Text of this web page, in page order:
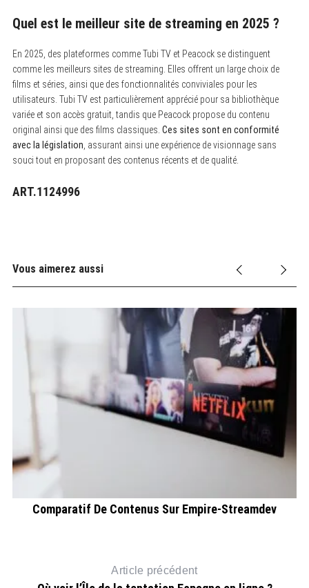
Quel est le meilleur site de streaming en 2025 ?
En 2025, des plateformes comme Tubi TV et Peacock se distinguent
comme les meilleurs sites de streaming. Elles offrent un large choix de
films et séries, ainsi que des fonctionnalités conviviales pour les
utilisateurs. Tubi TV est particulièrement apprécié pour sa bibliothèque
variée et son accès gratuit, tandis que Peacock propose du contenu
original ainsi que des films classiques. Ces sites sont en conformité
avec la législation , assurant ainsi une expérience de visionnage sans
souci tout en proposant des contenus récents et de qualité.
ART.1124996
Vous aimerez aussi
Comparatif De Contenus Sur Empire-Streamdev
Article précédent